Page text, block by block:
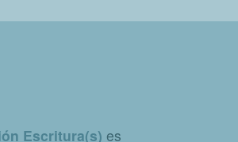
Escritura(s) es